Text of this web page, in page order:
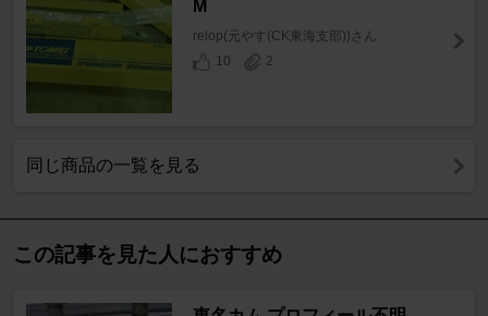
M
relop(元やす(CK東海支部))さん
10
2
同じ商品の一覧を見る
この記事を見た人におすすめ